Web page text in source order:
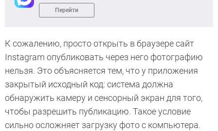
Перейти
К сожалению, просто открыть в браузере сайт
Instagram опубликовать через него фотографию
нельзя. Это объясняется тем, что у приложения
закрытый исходный код: система должна
обнаружить камеру и сенсорный экран для того,
чтобы разрешить публикацию. Такое условие
сильно осложняет загрузку фото с компьютера.